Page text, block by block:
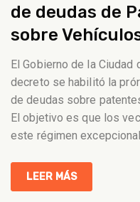
de deudas de
sobre
El Gobierno de la
decreto se habilitó la
de deudas sobre
El objetivo es que los
este régimen
LEER MÁS